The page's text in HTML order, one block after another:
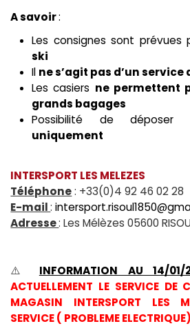
A savoir:
Les consignes sont prévues
ski
Il ne s’agit pas d’un
Les casiers ne permettent
grands bagages
Possibilité de déposer
uniquement
INTERSPORT LES MELEZES
Téléphone: +33(0)4 92 46 02 28
E-mail:
Adresse: Les Mélèzes 05600
⚠️ INFORMATION AU 14/01/
ACTUELLEMENT LE SERVICE
MAGASIN INTERSPORT LES
SERVICE ( PROBLEME ELECTRIQUE)